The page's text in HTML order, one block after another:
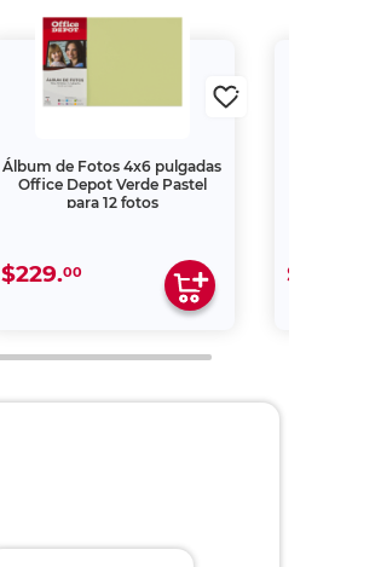
Álbum de Fotos 4x6 pulgadas
Office Depot Verde Pastel
para 12 fotos
$229.00 $269.